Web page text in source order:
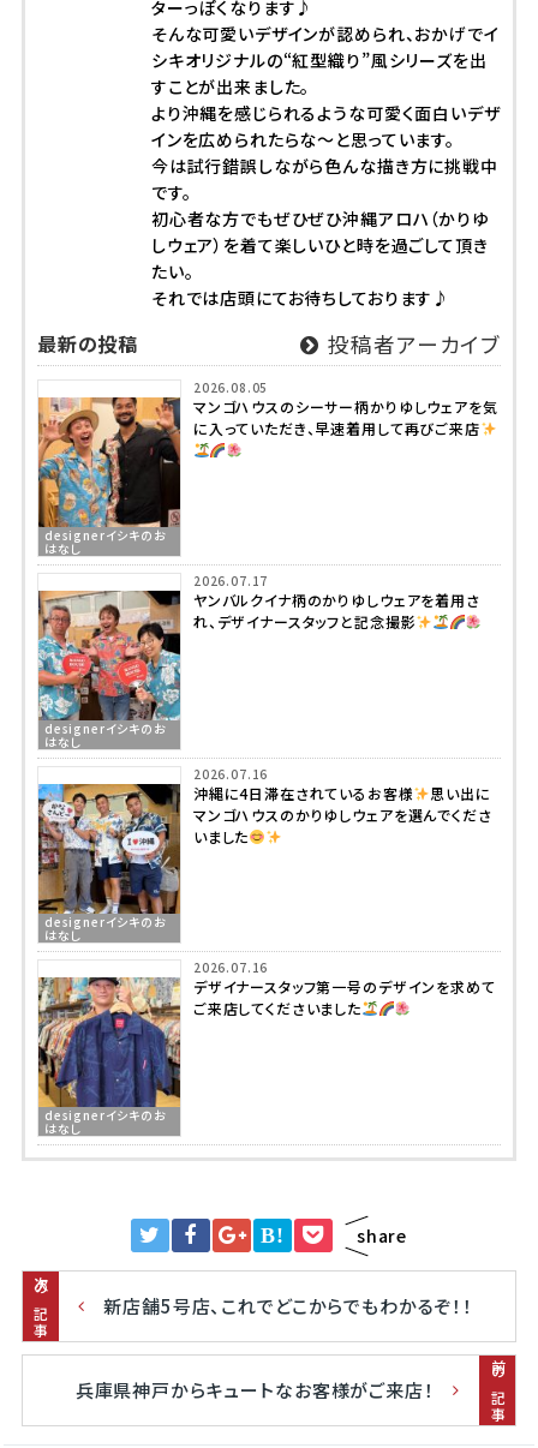
ターっぽくなります♪
そんな可愛いデザインが認められ、おかげでイ
シキオリジナルの“紅型織り”風シリーズを出
すことが出来ました。
より沖縄を感じられるような可愛く面白いデザ
インを広められたらな～と思っています。
今は試行錯誤しながら色んな描き方に挑戦中
です。
初心者な方でもぜひぜひ沖縄アロハ（かりゆ
しウェア）を着て楽しいひと時を過ごして頂き
たい。
それでは店頭にてお待ちしております♪
最新の投稿 投稿者アーカイブ
designerイシキのお
はなし
2026.08.05
マンゴハウスのシーサー柄かりゆしウェアを気
に入っていただき、早速着用して再びご来店
designerイシキのお
はなし
2026.07.17
ヤンバルクイナ柄のかりゆしウェアを着用さ
れ、デザイナースタッフと記念撮影
designerイシキのお
はなし
2026.07.16
沖縄に4日滞在されているお客様
思い出に
マンゴハウスのかりゆしウェアを選んでくださ
いました
designerイシキのお
はなし
2026.07.16
デザイナースタッフ第一号のデザインを求めて
ご来店してくださいました
B! share
次の記事 新店舗5号店、これでどこからでもわかるぞ！！
前の記事
兵庫県神戸からキュートなお客様がご来店！